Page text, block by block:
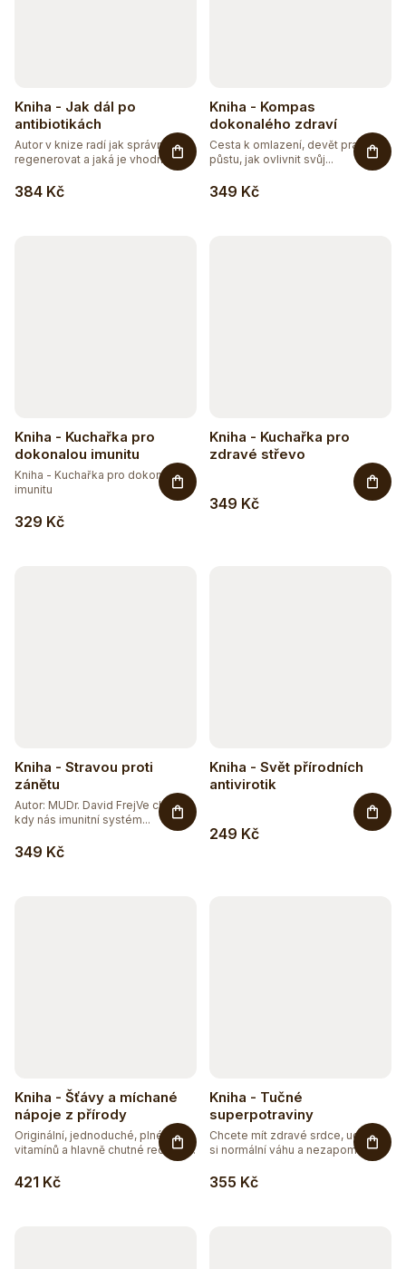
Kniha - Jak dál po
antibiotikách
384 Kč
Autor v knize radí jak správně
regenerovat a jaká je vhodná...
Kniha - Kompas
dokonalého zdraví
349 Kč
Cesta k omlazení, devět pravidel
půstu, jak ovlivnit svůj...
Kniha - Kuchařka pro
dokonalou imunitu
329 Kč
Kniha - Kuchařka pro dokonalou
imunitu
Kniha - Kuchařka pro
zdravé střevo
349 Kč
Kniha - Stravou proti
zánětu
349 Kč
Autor: MUDr. David FrejVe chvíli,
kdy nás imunitní systém...
Kniha - Svět přírodních
antivirotik
249 Kč
Kniha - Šťávy a míchané
nápoje z přírody
421 Kč
Originální, jednoduché, plné
vitamínů a hlavně chutné recepty...
Kniha - Tučné
superpotraviny
355 Kč
Chcete mít zdravé srdce, udržet
si normální váhu a nezapomínat...